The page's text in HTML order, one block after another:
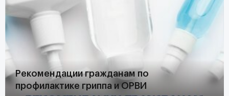
Рекомендации гражданам по
профилактике гриппа и ОРВИ